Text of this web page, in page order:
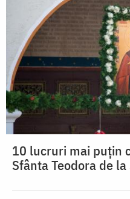
10 lucruri mai puțin
Sfânta Teodora de